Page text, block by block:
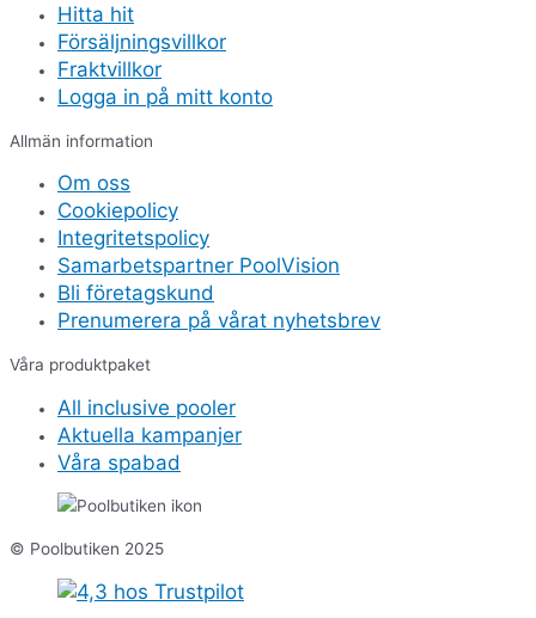
Hitta hit
Försäljningsvillkor
Fraktvillkor
Logga in på mitt konto
Allmän information
Om oss
Cookiepolicy
Integritetspolicy
Samarbetspartner PoolVision
Bli företagskund
Prenumerera på vårat nyhetsbrev
Våra produktpaket
All inclusive pooler
Aktuella kampanjer
Våra spabad
© Poolbutiken 2025